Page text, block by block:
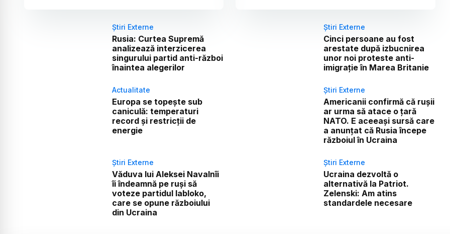
Știri Externe
Rusia: Curtea Supremă
analizează interzicerea
singurului partid anti-război
înaintea alegerilor
Știri Externe
Cinci persoane au fost
arestate după izbucnirea
unor noi proteste anti-
imigrație în Marea Britanie
Actualitate
Europa se topește sub
caniculă: temperaturi
record și restricții de
energie
Știri Externe
Americanii confirmă că rușii
ar urma să atace o țară
NATO. E aceeași sursă care
a anunțat că Rusia începe
războiul în Ucraina
Știri Externe
Văduva lui Aleksei Navalnîi
îi îndeamnă pe ruși să
voteze partidul Iabloko,
care se opune războiului
din Ucraina
Știri Externe
Ucraina dezvoltă o
alternativă la Patriot.
Zelenski: Am atins
standardele necesare